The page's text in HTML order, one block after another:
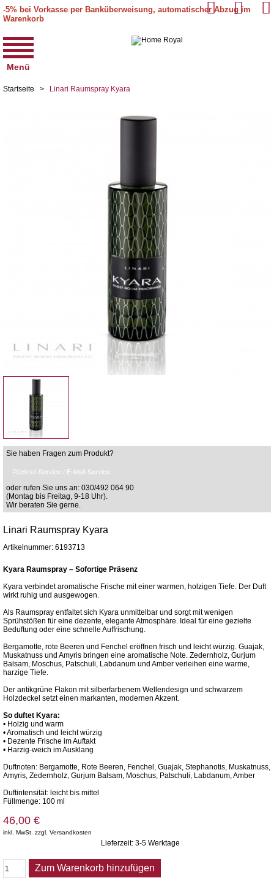
-5% bei Vorkasse per Banküberweisung, automatischer Abzug im
Warenkorb
Menü
Startseite > Linari Raumspray Kyara
Sie haben Fragen zum Produkt?
Rückruf-Service / E-Mail-Service
oder rufen Sie uns an: 030/492 064 90
(Montag bis Freitag, 9-18 Uhr).
Wir beraten Sie gerne.
Linari Raumspray Kyara
Artikelnummer: 6193713
Kyara Raumspray – Sofortige Präsenz
Kyara verbindet aromatische Frische mit einer warmen, holzigen Tiefe. Der Duft
wirkt ruhig und ausgewogen.
Als Raumspray entfaltet sich Kyara unmittelbar und sorgt mit wenigen
Sprühstößen für eine dezente, elegante Atmosphäre. Ideal für eine gezielte
Beduftung oder eine schnelle Auffrischung.
Bergamotte, rote Beeren und Fenchel eröffnen frisch und leicht würzig. Guajak,
Muskatnuss und Amyris bringen eine aromatische Note. Zedernholz, Gurjum
Balsam, Moschus, Patschuli, Labdanum und Amber verleihen eine warme,
harzige Tiefe.
Der antikgrüne Flakon mit silberfarbenem Wellendesign und schwarzem
Holzdeckel setzt einen markanten, modernen Akzent.
So duftet Kyara:
• Holzig und warm
• Aromatisch und leicht würzig
• Dezente Frische im Auftakt
• Harzig-weich im Ausklang
Duftnoten: Bergamotte, Rote Beeren, Fenchel, Guajak, Stephanotis, Muskatnuss,
Amyris, Zedernholz, Gurjum Balsam, Moschus, Patschuli, Labdanum, Amber
Duftintensität: leicht bis mittel
Füllmenge: 100 ml
46,00 €
inkl. MwSt. zzgl. Versandkosten
Lieferzeit: 3-5 Werktage
Zum Warenkorb hinzufügen